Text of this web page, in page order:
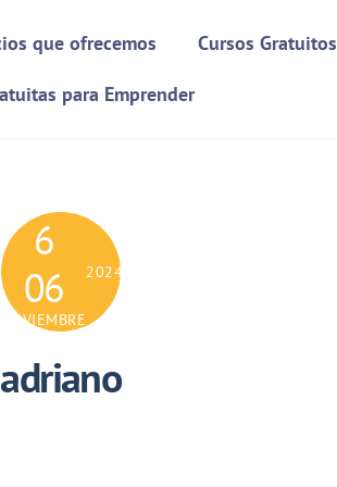
que ofrecemos Cursos Gratuitos
para Emprender
6
06
NOVIEMBRE
2024
adriano